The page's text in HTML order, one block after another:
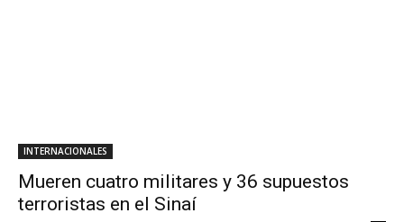
INTERNACIONALES
Mueren cuatro militares y 36 supuestos
terroristas en el Sinaí